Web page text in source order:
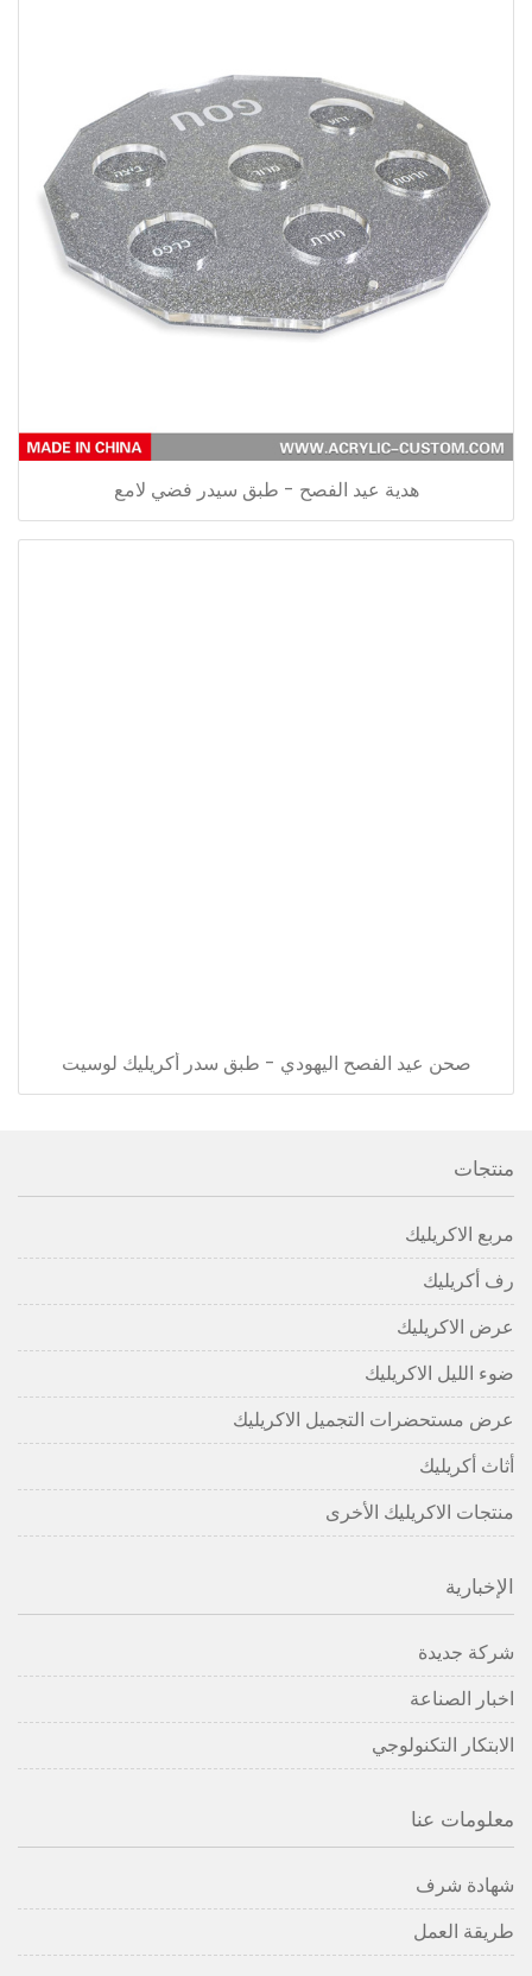
هدية عيد الفصح - طبق سيدر فضي لامع
صحن عيد الفصح اليهودي - طبق سدر أكريليك لوسيت
منتجات
مربع الاكريليك
رف أكريليك
عرض الاكريليك
ضوء الليل الاكريليك
عرض مستحضرات التجميل الاكريليك
أثاث أكريليك
منتجات الاكريليك الأخرى
الإخبارية
شركة جديدة
اخبار الصناعة
الابتكار التكنولوجي
معلومات عنا
شهادة شرف
طريقة العمل